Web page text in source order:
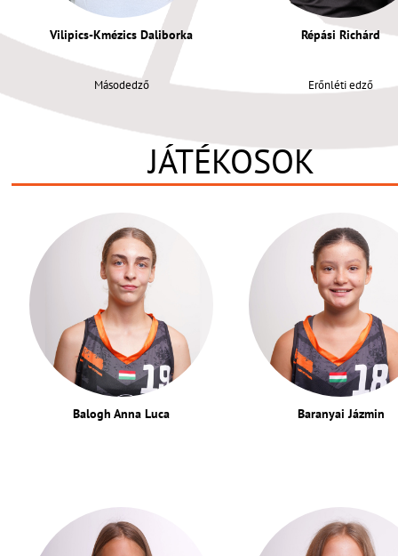
Vilipics-Kmézics Daliborka
Másodedző
Répási Richárd
Erőnléti edző
JÁTÉKOSOK
Balogh Anna Luca Baranyai Jázmin